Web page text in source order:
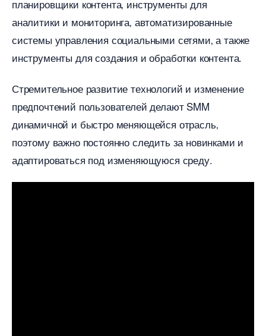
планировщики контента‚ инструменты для
аналитики и мониторинга‚ автоматизированные
системы управления социальными сетями‚ а также
инструменты для создания и обработки контента.
Стремительное развитие технологий и изменение
предпочтений пользователей делают SMM
динамичной и быстро меняющейся отрасль
поэтому важно постоянно следить за новинками и
адаптироваться под изменяющуюся среду.